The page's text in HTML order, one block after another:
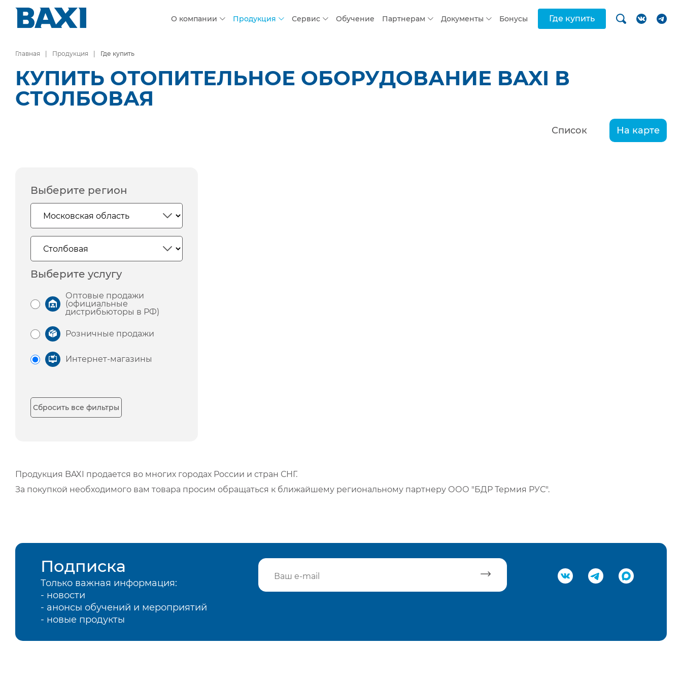
О компании Продукция Сервис Обучение Партнерам Документы Бонусы Где купить
Главная Продукция Где купить
КУПИТЬ ОТОПИТЕЛЬНОЕ ОБОРУДОВАНИЕ BAXI В
СТОЛБОВАЯ
Список На карте
Выберите регион
Выберите услугу
Оптовые продажи
(официальные
дистрибьюторы в РФ)
Розничные продажи
Интернет-магазины
Сбросить все фильтры
Продукция BAXI продается во многих городах России и стран СНГ.
За покупкой необходимого вам товара просим обращаться к ближайшему региональному партнеру ООО "БДР Термия РУС".
Подписка
Только важная информация:
- новости
- анонсы обучений и мероприятий
- новые продукты